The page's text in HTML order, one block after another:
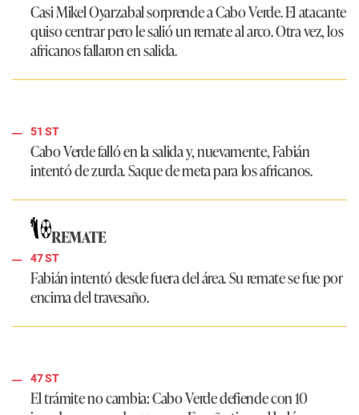
Casi Mikel Oyarzabal sorprende a Cabo Verde. El atacante
quiso centrar pero le salió un remate al arco. Otra vez, los
africanos fallaron en salida.
51 ST
Cabo Verde falló en la salida y, nuevamente, Fabián
intentó de zurda. Saque de meta para los africanos.
REMATE
47 ST
Fabián intentó desde fuera del área. Su remate se fue por
encima del travesaño.
47 ST
El trámite no cambia: Cabo Verde defiende con 10